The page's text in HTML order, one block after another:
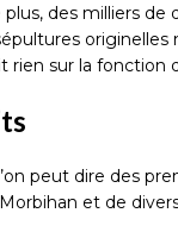
des milliers de
rien sur la
peut dire des
et de